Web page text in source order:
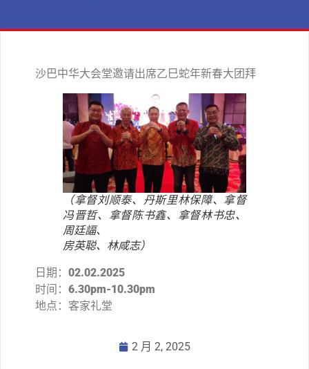
沙巴中华大会堂邀请出席乙巳蛇年新春大团拜
（拿督刘顺泰、丹斯里林保障、拿督
冯晋哲、拿督陈书鑫、拿督林书忠、
周廷諨、
房英聪、林咸志）
日期： 02.02.2025
时间： 6.30pm-10.30pm
地点：客家礼堂
2 月 2, 2025